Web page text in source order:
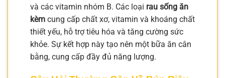
và các vitamin nhóm B. Các loại rau sống ăn
kèm cung cấp chất xơ, vitamin và khoáng chất
thiết yếu, hỗ trợ tiêu hóa và tăng cường sức
khỏe. Sự kết hợp này tạo nên một bữa ăn cân
bằng, cung cấp đầy đủ năng lượng.